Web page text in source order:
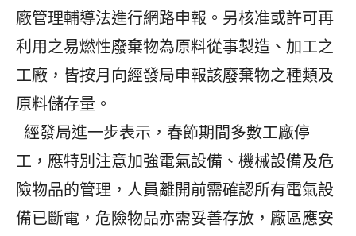
廠管理輔導法進行網路申報。另核准或許可再
利用之易燃性廢棄物為原料從事製造、加工之
工廠，皆按月向經發局申報該廢棄物之種類及
原料儲存量。
經發局進一步表示，春節期間多數工廠停
工，應特別注意加強電氣設備、機械設備及危
險物品的管理，人員離開前需確認所有電氣設
備已斷電，危險物品亦需妥善存放，廠區應安